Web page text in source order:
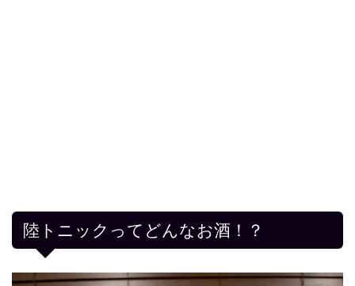
陸トニックってどんなお酒！？